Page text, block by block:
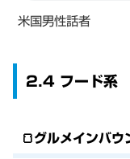
米国男性話者
2.4 フード系
🍞グルメインバウ